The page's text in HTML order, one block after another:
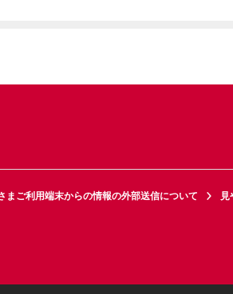
まご利用端末からの情報の外部送信について
見